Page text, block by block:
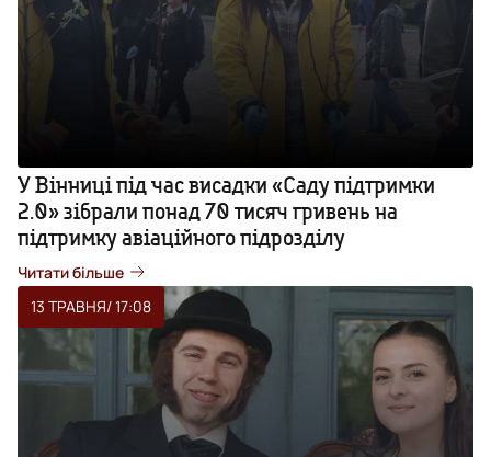
У Вінниці під час висадки «Саду підтримки
2.0» зібрали понад 70 тисяч гривень на
підтримку авіаційного підрозділу
Читати більше
13 ТРАВНЯ/ 17:08